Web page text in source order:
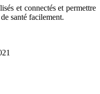
et connectés et permettre
santé facilement.